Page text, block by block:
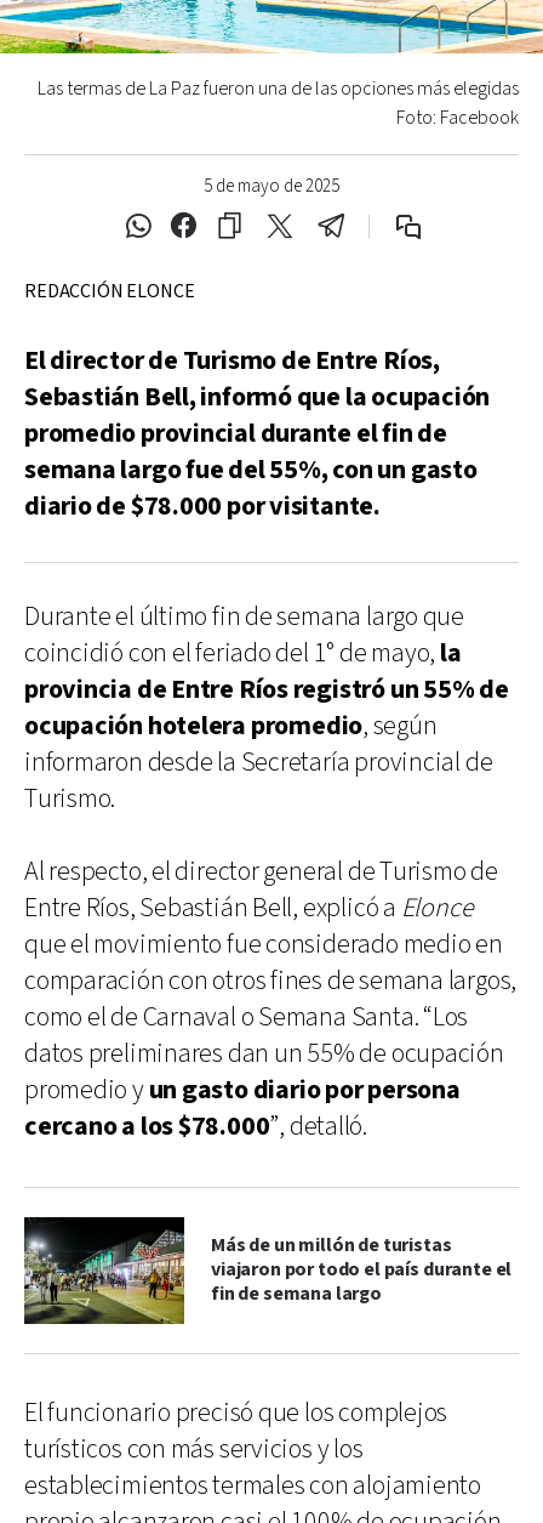
5 de mayo de 2025
Las termas de La Paz fueron una de las opciones más elegidas
Foto: Facebook
REDACCIÓN ELONCE
El director de Turismo de Entre Ríos,
Sebastián Bell, informó que la ocupación
promedio provincial durante el fin de
semana largo fue del 55%, con un gasto
diario de $78.000 por visitante.
Durante el último fin de semana largo que
coincidió con el feriado del 1° de mayo, la
provincia de Entre Ríos registró un 55% de
ocupación hotelera promedio, según
informaron desde la Secretaría provincial de
Turismo.
Al respecto, el director general de Turismo de
Entre Ríos, Sebastián Bell, explicó a Elonce
que el movimiento fue considerado medio en
comparación con otros fines de semana largos,
como el de Carnaval o Semana Santa. “Los
datos preliminares dan un 55% de ocupación
promedio yun gasto diario por persona
cercano a los $78.000”, detalló.
Más de un millón de turistas
viajaron por todo el país durante el
fin de semana largo
El funcionario precisó que los complejos
turísticos con más servicios y los
establecimientos termales con alojamiento